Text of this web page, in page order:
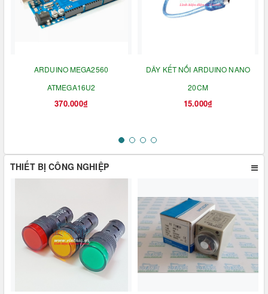
ARDUINO MEGA2560
ATMEGA16U2
370.000₫
DÂY KẾT NỐI ARDUINO NANO
20CM
15.000₫
THIẾT BỊ CÔNG NGHIỆP